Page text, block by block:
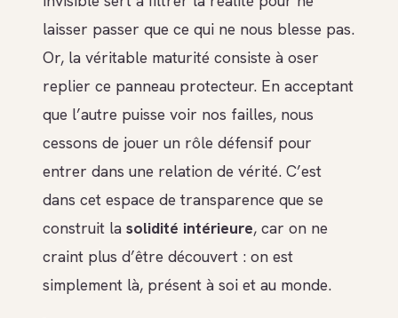
laisser passer que ce qui ne nous blesse pas.
Or, la véritable maturité consiste à oser
replier ce panneau protecteur. En acceptant
que l’autre puisse voir nos failles, nous
cessons de jouer un rôle défensif pour
entrer dans une relation de vérité. C’est
dans cet espace de transparence que se
construit la solidité intérieure, car on ne
craint plus d’être découvert : on est
simplement là, présent à soi et au monde.